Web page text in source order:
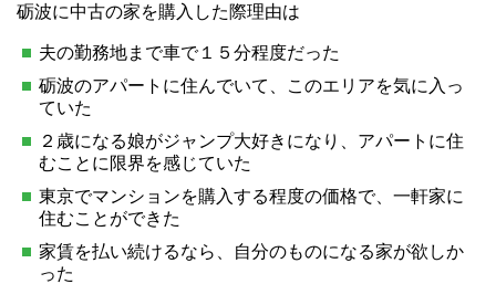
砺波に中古の家を購入した際理由は
夫の勤務地まで車で１５分程度だった
砺波のアパートに住んでいて、このエリアを気に入っ
ていた
２歳になる娘がジャンプ大好きになり、アパートに住
むことに限界を感じていた
東京でマンションを購入する程度の価格で、一軒家に
住むことができた
家賃を払い続けるなら、自分のものになる家が欲しか
った